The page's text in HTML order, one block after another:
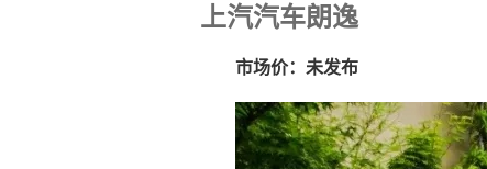
上汽汽车朗逸
市场价：未发布